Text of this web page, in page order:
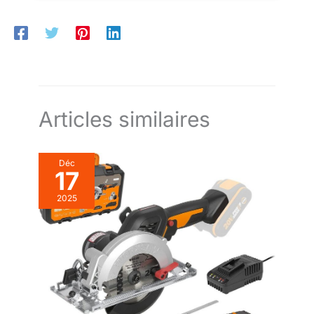
circulaire, 1 x Lames 24T
(185mm), 1 x Clé, 1 x Guide de
Le système de collecte de poussière: équipé d'une sortie de
poussière, qui peut être connecté à l'aspirateur, réduire
Articles similaires
Déc
17
2025